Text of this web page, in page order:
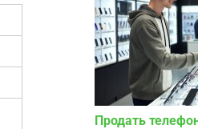
Продать